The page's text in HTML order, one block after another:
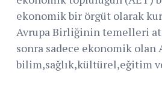
ekonomik bir örgüt olarak
Avrupa Birliğinin temelleri
sonra sadece ekonomik olan
bilim,sağlık,kültürel,eğitim